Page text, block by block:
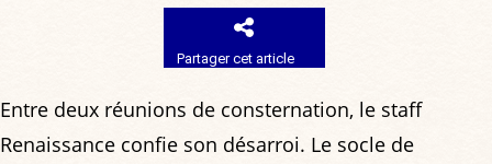
Partager cet article
Entre deux réunions de consternation, le staff
Renaissance confie son désarroi. Le socle de